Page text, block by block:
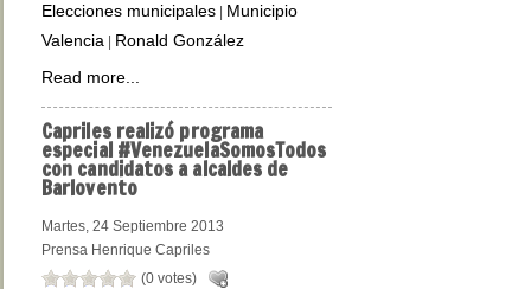
Elecciones municipales | Municipio
Valencia | Ronald González
Read more...
Caprilesrealizó programa
especial #VenezuelaSomosTodos
con candidatos a alcaldes de
Barlovento
Martes, 24 Septiembre 2013
Prensa Henrique Capriles
(0 votes)